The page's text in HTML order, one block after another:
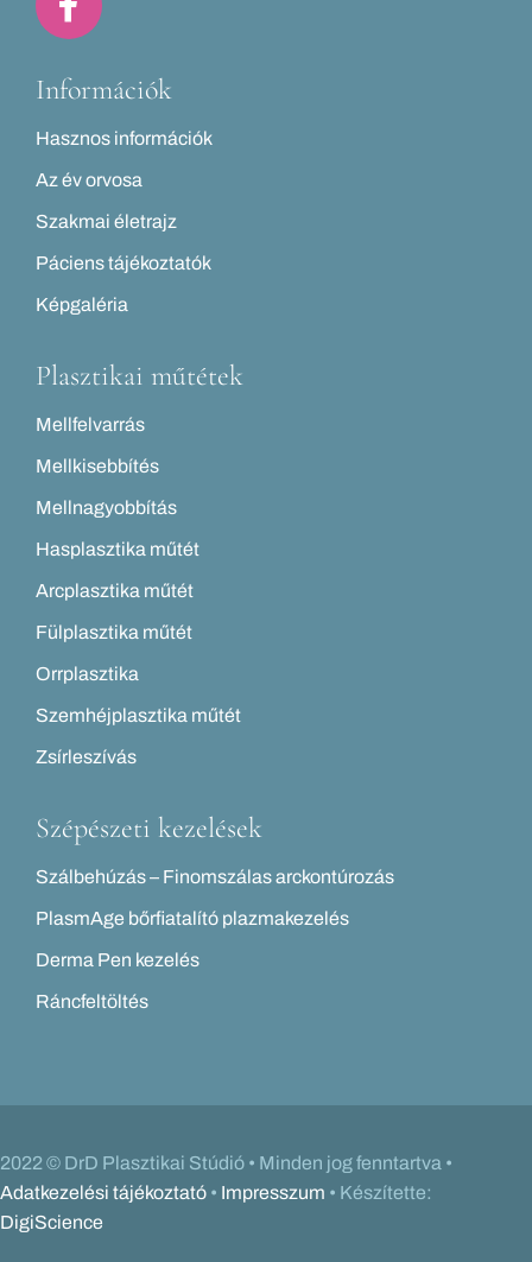
Információk
Hasznos információk
Az év orvosa
Szakmai életrajz
Páciens tájékoztatók
Képgaléria
Plasztikai műtétek
Mellfelvarrás
Mellkisebbítés
Mellnagyobbítás
Hasplasztika műtét
Arcplasztika műtét
Fülplasztika műtét
Orrplasztika
Szemhéjplasztika műtét
Zsírleszívás
Szépészeti kezelések
Szálbehúzás – Finomszálas arckontúrozás
PlasmAge bőrfiatalító plazmakezelés
Derma Pen kezelés
Ráncfeltöltés
2022 © DrD Plasztikai Stúdió • Minden jog fenntartva •
Adatkezelési tájékoztató• Impresszum • Készítette:
DigiScience